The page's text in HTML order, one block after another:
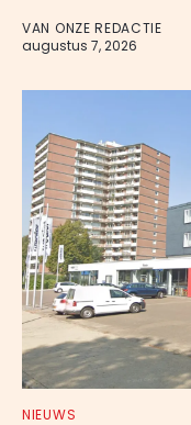
VAN ONZE REDACTIE
augustus 7, 2026
NIEUWS